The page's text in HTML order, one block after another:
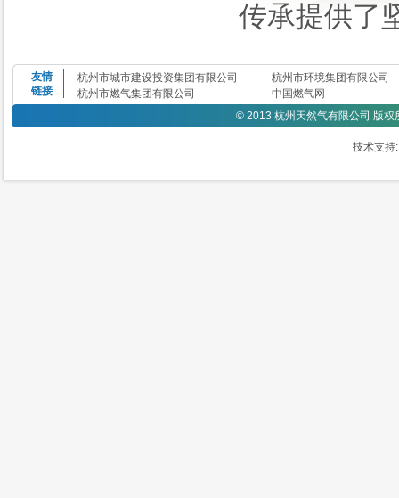
传承提供
友情
链接
杭州市城市建设投资集团有限公司
杭州市环境集团有限公司
杭州市燃气集团有限公司
中国燃气网
© 2013 杭州天然气有限公司 版权
技术支持: